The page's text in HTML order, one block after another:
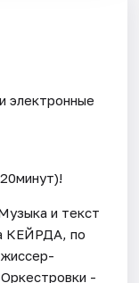
электронные
и текст
КЕЙРДА, по
-